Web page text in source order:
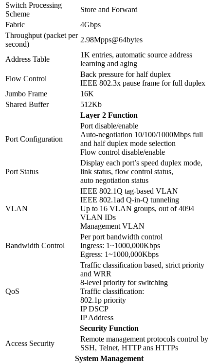
Switch Processing
Scheme
Store and Forward
Fabric
4Gbps
Throughput (packet per
second)
2.98Mpps@64bytes
Address Table
1K entries, automatic source address
learning and aging
Flow Control
Back pressure for half duplex
IEEE 802.3x pause frame for full duplex
Jumbo Frame
16K
Shared Buffer
512Kb
Layer 2 Function
Port Configuration
Port disable/enable
Auto-negotiation 10/100/1000Mbps full
and half duplex mode selection
Flow control disable/enable
Port Status
Display each port’s speed duplex mode,
link status, flow control status,
auto negotiation status
VLAN
IEEE 802.1Q tag-based VLAN
IEEE 802.1ad Q-in-Q tunneling
Up to 16 VLAN groups, out of 4094
VLAN IDs
Management VLAN
Bandwidth Control
Per port bandwidth control
Ingress: 1~1000,000Kbps
Egress: 1~1000,000Kbps
QoS
Traffic classification based, strict priority
and WRR
8-level priority for switching
Traffic classification:
802.1p priority
IP DSCP
IP Address
Security Function
Access Security
Remote management protocols control by
SSH, Telnet, HTTP ans HTTPs
System Management